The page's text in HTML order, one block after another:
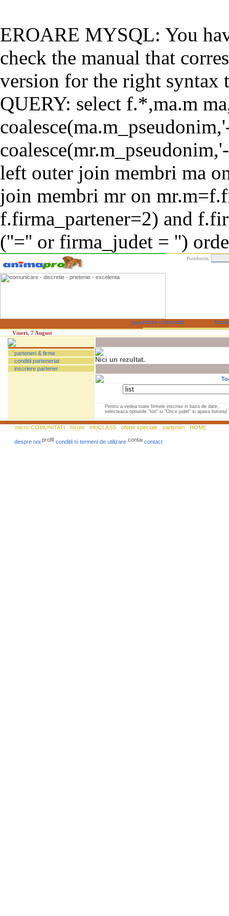
EROARE MYSQL: You
check the manual that
version for the right syntax
QUERY: select f.*,ma.m
left outer join membri ma
join membri mr on
f.firma_partener=2) and
(''='' or firma_judet = '')
Pseudonim:
Vineri, 7 August
parteneri & firme
conditii parteneriat
inscriere partener
Nici un rezultat.
Pentru a vedea toate firmele inscrise in baza de date,
selecteaza optiunile "toti" si "Orice judet" si apasa butonul
micro-COMUNITATI forum infoCLASS oferte speciale parteneri HOME
despre noi conditii si termeni de utilizare contact